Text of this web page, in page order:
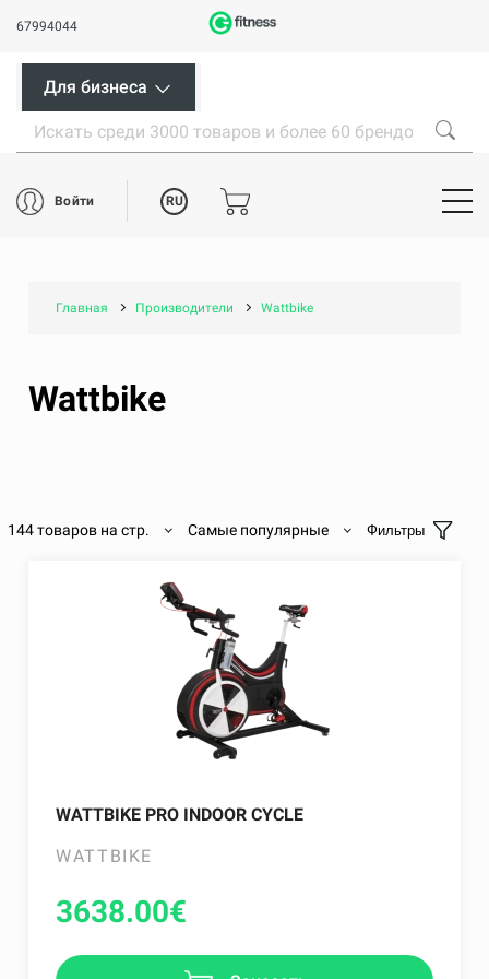
67994044
Для бизнеса
Войти RU
Главная Производители Wattbike
Wattbike
144 товаров на стр. Самые популярные Фильтры
WATTBIKE PRO INDOOR CYCLE
WATTBIKE
3638.00€